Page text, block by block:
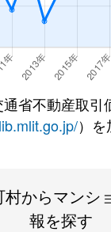
省不動産取引
）を
からマンシ
報を探す